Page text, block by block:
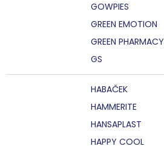
GOWPIES
GREEN EMOTION
GREEN PHARMACY
GS
HABAČEK
HAMMERITE
HANSAPLAST
HAPPY COOL